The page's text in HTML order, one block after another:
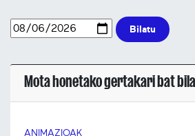
Bilatu
Mota honetako gertakari bat
ANIMAZIOAK